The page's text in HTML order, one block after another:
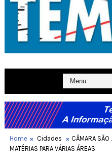
Home Cidades
CÂMARA SÃO
MATÉRIAS PARA VÁRIAS ÁREAS